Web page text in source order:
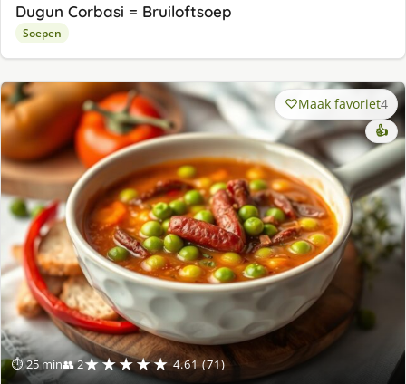
Dugun Corbasi = Bruiloftsoep
Soepen
⏱ 25 min👥 2★★★★★ 4.61 (71)
Maak favoriet4
👍